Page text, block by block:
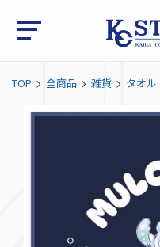
TOP 全商品 雑貨 タオル